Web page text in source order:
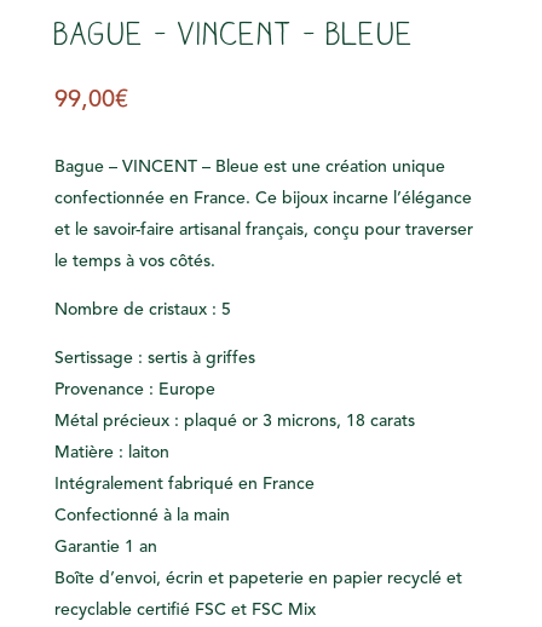
Bague – VINCENT – Bleue
99,00€
Bague – VINCENT – Bleue est une création unique
confectionnée en France. Ce bijoux incarne l’élégance
et le savoir-faire artisanal français, conçu pour traverser
le temps à vos côtés.
Nombre de cristaux : 5
Sertissage : sertis à griffes
Provenance : Europe
Métal précieux : plaqué or 3 microns, 18 carats
Matière : laiton
Intégralement fabriqué en France
Confectionné à la main
Garantie 1 an
Boîte d’envoi, écrin et papeterie en papier recyclé et
recyclable certifié FSC et FSC Mix